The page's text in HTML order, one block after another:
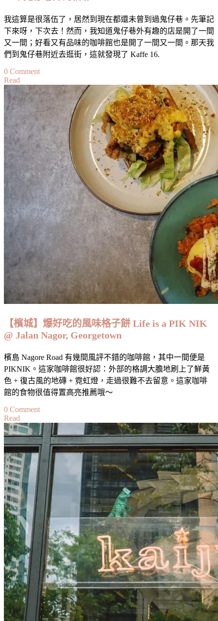
我這算是很落伍了，居然到現在都還未曾到過鬼仔巷。先筆記
下來呀，下次去！然而，我知道鬼仔巷外有趣的店是開了一間
又一間；好看又有品味的咖啡館也是開了一間又一間。那天我
們到鬼仔巷附近去逛街，這就發現了 Kaffe 16.
0 Commenton
隆
坡】
舊
店
翻
新
～
日
式
料
理
西
作
法
Kaffe
16
｜
鬼
巷
外
精
彩
Read
【檳城】爆好吃的風味格子餅 Life is a PIK NIK
@ Jalan Nagor, Georgetown
檳島 Nagore Road 有幾間風評不錯的咖啡館，其中一間便是
PIKNIK。這家咖啡館很好認：外部的格調大膽地刷上了鮮黃
色 + 復古風的地磚 + 霓虹燈，走過很難不去留意。這家咖啡
館的食物很值得置高亮推薦哦～
0 Commenton
城】
爆
好
的
風
味
格
子
餅
Life
is
a
PIK
NIK
@
Jalan
Nagor,
Georgetown
Read